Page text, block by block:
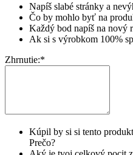
Napíš slabé stránky a
Čo by mohlo byť na
Každý bod napíš na nový
Ak si s výrobkom 100%
Zhrnutie:*
Kúpil by si si tento
Prečo?